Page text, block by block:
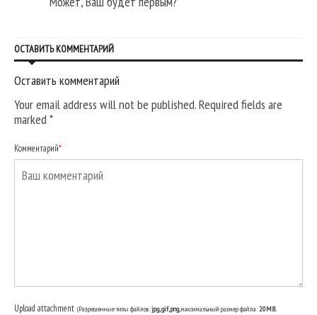
ОСТАВИТЬ КОММЕНТАРИЙ
Оставить комментарий
Your email address will not be published. Required fields are
marked*
Комментарий*
Upload attachment (Разрешенные типы файлов:jpg, gif, png, максимальный размер файла:20MB.